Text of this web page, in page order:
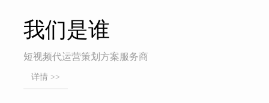
我们是谁
短视频代运营策划方案服务商
详情 >>